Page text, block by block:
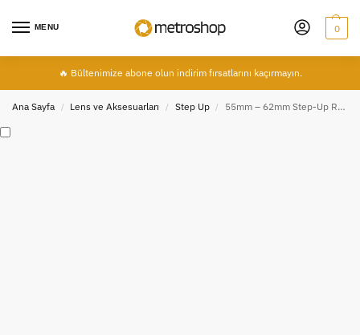
MENU 0
🔥 Bültenimize abone olun indirim fırsatlarını kaçırmayın.
Ana Sayfa / Lens ve Aksesuarları / Step Up / 55mm – 62mm Step-Up Ring Filtre Adaptörü 55-62mm